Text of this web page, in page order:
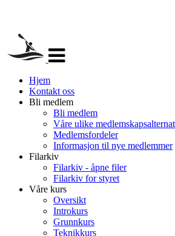
navigasjon
Hjem
Kontakt oss
Bli medlem
Bli medlem
Våre ulike
Medlemsfordeler
Informasjon til nye medlemmer
Filarkiv
Filarkiv - åpne filer
Filarkiv for styret
Våre kurs
Oversikt
Introkurs
Grunnkurs
Teknikkurs